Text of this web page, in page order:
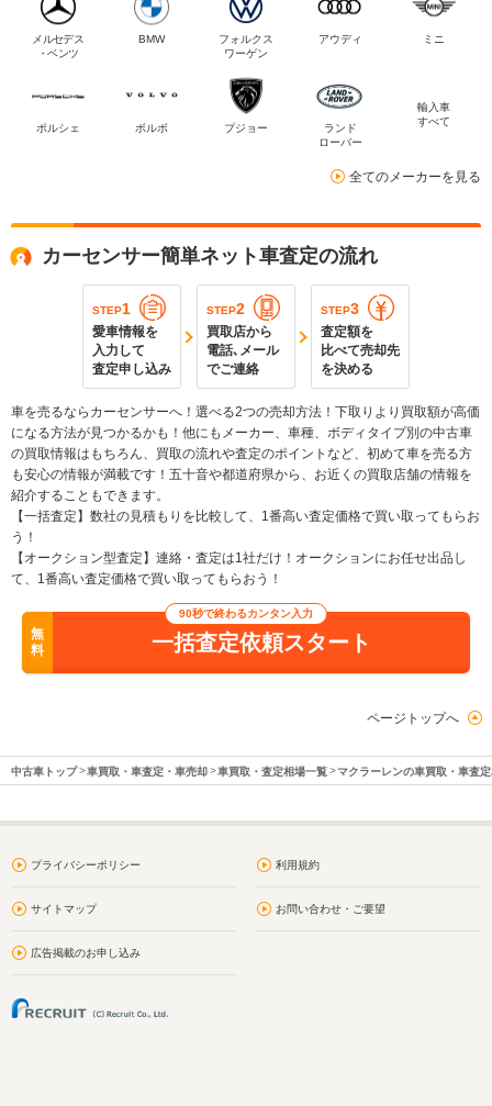
メルセデス
・ベンツ
BMW
フォルクス
ワーゲン
アウディ ミニ
ポルシェ ボルボ プジョー
ランド
ローバー
輸入車
すべて
全てのメーカーを見る
カーセンサー簡単ネット車査定の流れ
STEP1
愛車情報を
入力して
査定申し込み
STEP2
買取店から
電話､メール
でご連絡
STEP3
査定額を
比べて売却先
を決める
車を売るならカーセンサーへ！選べる2つの売却方法！下取りより買取額が高価
になる方法が見つかるかも！他にもメーカー、車種、ボディタイプ別の中古車
の買取情報はもちろん、買取の流れや査定のポイントなど、初めて車を売る方
も安心の情報が満載です！五十音や都道府県から、お近くの買取店舗の情報を
紹介することもできます。
【一括査定】数社の見積もりを比較して、1番高い査定価格で買い取ってもらお
う！
【オークション型査定】連絡・査定は1社だけ！オークションにお任せ出品し
て、1番高い査定価格で買い取ってもらおう！
無
料
90秒で終わるカンタン入力
一括査定依頼スタート
ページトップへ
中古車トップ 車買取・車査定・車売却 車買取・査定相場一覧 マクラーレンの車買取・車査
プライバシーポリシー 利用規約
サイトマップ お問い合わせ・ご要望
広告掲載のお申し込み